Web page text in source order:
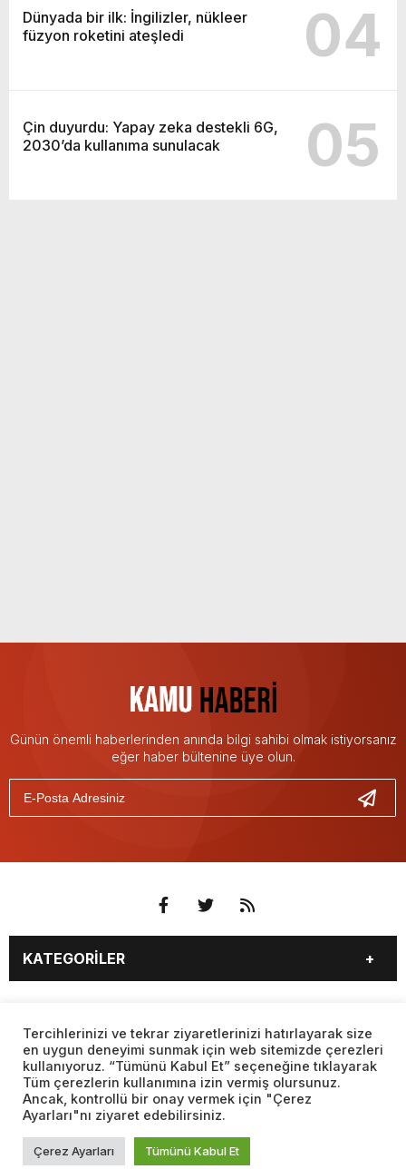
Dünyada bir ilk: İngilizler, nükleer
füzyon roketini ateşledi
04
Çin duyurdu: Yapay zeka destekli 6G,
2030’da kullanıma sunulacak
05
Günün önemli haberlerinden anında bilgi sahibi olmak istiyorsanız
eğer haber bültenine üye olun.
KATEGORİLER
EĞİTİM
SAĞLIK
YAŞAM
SPOR
MAGAZİN
KÜLTÜR SANAT
TEKNOLOJİ
DÜNYA
BİYOGRAFİLER
VIDEO GALERİ
SAYFALAR
BURÇLAR
CANLI BORSA
CANLI SONUÇLAR
CANLI TV
FİKSTÜR
FİRMA EKLE
FİRMA REHBERİ
GAZETE OKU
Web sitemizde yer alan haber içerikleri izin alınmadan,
kaynak gösterilerek dahi iktibas edilemez. Kanuna aykırı ve
izinsiz olarak kopyalanamaz, başka yerde yayınlanamaz.
Tercihlerinizi ve tekrar ziyaretlerinizi hatırlayarak size
en uygun deneyimi sunmak için web sitemizde çerezleri
kullanıyoruz. “Tümünü Kabul Et” seçeneğine tıklayarak
Tüm çerezlerin kullanımına izin vermiş olursunuz.
Ancak, kontrollü bir onay vermek için "Çerez
Ayarları"nı ziyaret edebilirsiniz.
Çerez Ayarları Tümünü Kabul Et